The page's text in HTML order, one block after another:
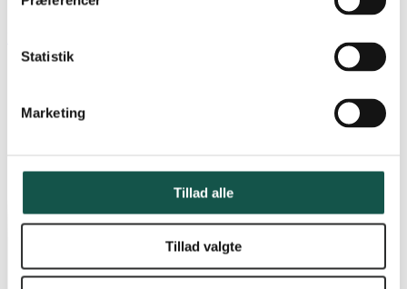
Statistik
Marketing
Tillad alle
Tillad valgte